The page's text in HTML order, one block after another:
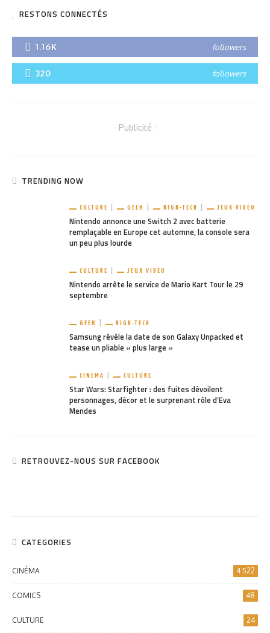
RESTONS CONNECTÉS
1.16K followers
320 followers
- Publicité -
TRENDING NOW
CULTURE GEEK HIGH-TECH JEUX VIDÉO
Nintendo annonce une Switch 2 avec batterie
remplaçable en Europe cet automne, la console sera
un peu plus lourde
CULTURE JEUX VIDÉO
Nintendo arrête le service de Mario Kart Tour le 29
septembre
GEEK HIGH-TECH
Samsung révèle la date de son Galaxy Unpacked et
tease un pliable « plus large »
CINÉMA CULTURE
Star Wars: Starfighter : des fuites dévoilent
personnages, décor et le surprenant rôle d’Eva
Mendes
RETROUVEZ-NOUS SUR FACEBOOK
CATEGORIES
CINÉMA 4 522
COMICS 48
CULTURE 24